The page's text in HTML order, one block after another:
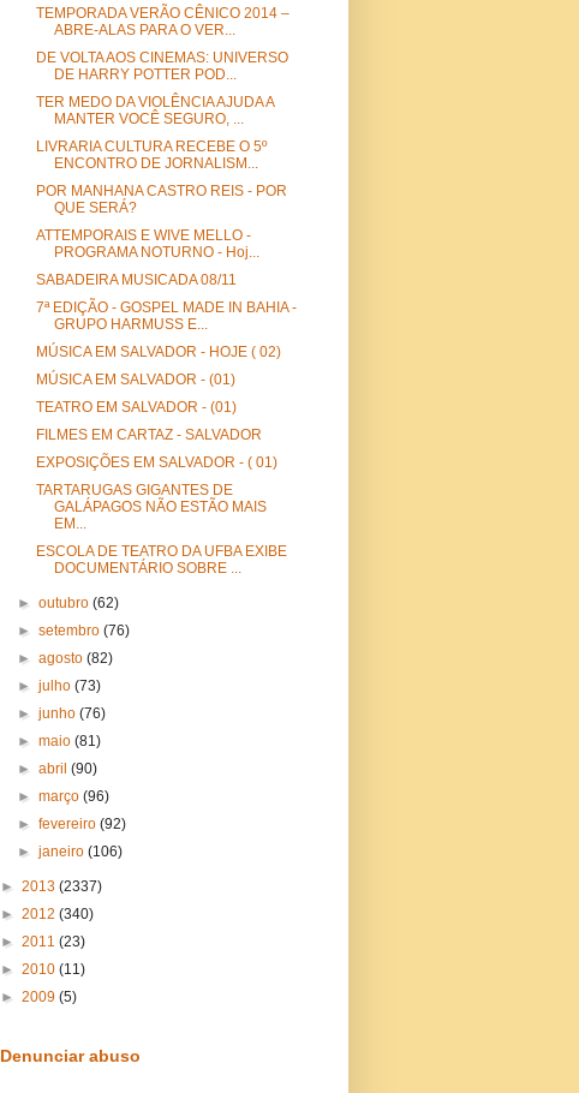
TEMPORADA VERÃO CÊNICO 2014 –
ABRE-ALAS PARA O VER...
DE VOLTA AOS CINEMAS: UNIVERSO
DE HARRY POTTER POD...
TER MEDO DA VIOLÊNCIA AJUDA A
MANTER VOCÊ SEGURO, ...
LIVRARIA CULTURA RECEBE O 5º
ENCONTRO DE JORNALISM...
POR MANHANA CASTRO REIS - POR
QUE SERÁ?
ATTEMPORAIS E WIVE MELLO -
PROGRAMA NOTURNO - Hoj...
SABADEIRA MUSICADA 08/11
7ª EDIÇÃO - GOSPEL MADE IN BAHIA -
GRUPO HARMUSS E...
MÚSICA EM SALVADOR - HOJE ( 02)
MÚSICA EM SALVADOR - (01)
TEATRO EM SALVADOR - (01)
FILMES EM CARTAZ - SALVADOR
EXPOSIÇÕES EM SALVADOR - ( 01)
TARTARUGAS GIGANTES DE
GALÁPAGOS NÃO ESTÃO MAIS
EM...
ESCOLA DE TEATRO DA UFBA EXIBE
DOCUMENTÁRIO SOBRE ...
►outubro(62)
►setembro(76)
►agosto(82)
►julho(73)
►junho(76)
►maio(81)
►abril(90)
►março(96)
►fevereiro(92)
►janeiro(106)
► 2013 (2337)
► 2012 (340)
► 2011 (23)
► 2010 (11)
► 2009 (5)
Denunciar abuso